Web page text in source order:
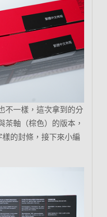
不一樣，這次拿到的分
茶軸（棕色）的版本，
樣的封條，接下來小編